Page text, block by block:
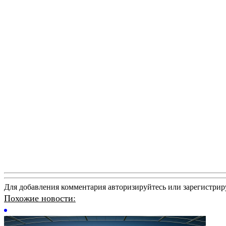
Для добавления комментария авторизируйтесь или
Похожие новости: